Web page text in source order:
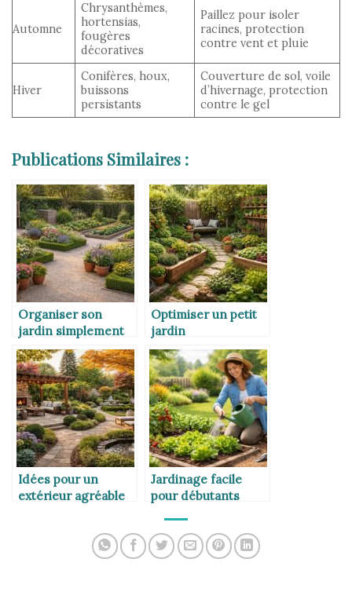
Automne
Chrysanthèmes,
hortensias,
fougères
décoratives
Paillez pour isoler
racines, protection
contre vent et pluie
Hiver
Conifères, houx,
buissons
persistants
Couverture de sol, voile
d’hivernage, protection
contre le gel
Publications Similaires :
Organiser son
jardin simplement
Optimiser un petit
jardin
Idées pour un
extérieur agréable
Jardinage facile
pour débutants